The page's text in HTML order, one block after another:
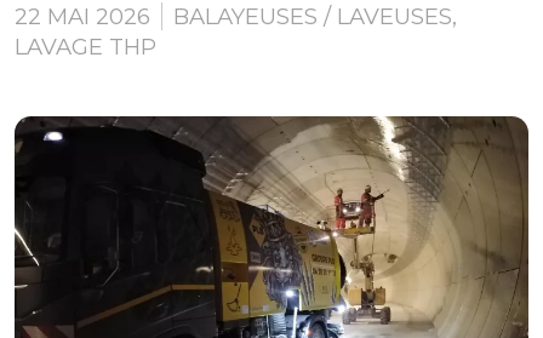
Le Mag technique
22 MAI 2026 BALAYEUSES / LAVEUSES,
LAVAGE THP